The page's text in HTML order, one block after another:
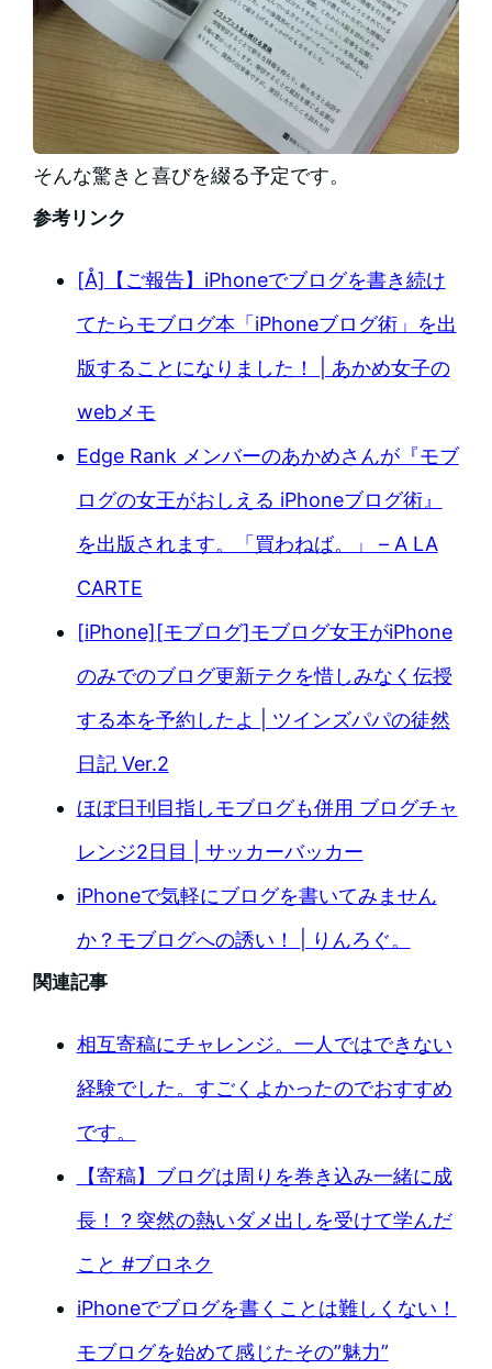
そんな驚きと喜びを綴る予定です。
参考リンク
[Å]【ご報告】iPhoneでブログを書き続け
てたらモブログ本「iPhoneブログ術」を出
版することになりました！ | あかめ女子の
webメモ
Edge Rank メンバーのあかめさんが『モブ
ログの女王がおしえる iPhoneブログ術』
を出版されます。「買わねば。」 – A LA
CARTE
[iPhone][モブログ]モブログ女王がiPhone
のみでのブログ更新テクを惜しみなく伝授
する本を予約したよ | ツインズパパの徒然
日記 Ver.2
ほぼ日刊目指しモブログも併用 ブログチャ
レンジ2日目 | サッカーバッカー
iPhoneで気軽にブログを書いてみません
か？モブログへの誘い！ | りんろぐ。
関連記事
相互寄稿にチャレンジ。一人ではできない
経験でした。すごくよかったのでおすすめ
です。
【寄稿】ブログは周りを巻き込み一緒に成
長！？突然の熱いダメ出しを受けて学んだ
こと #ブロネク
iPhoneでブログを書くことは難しくない！
モブログを始めて感じたその”魅力”